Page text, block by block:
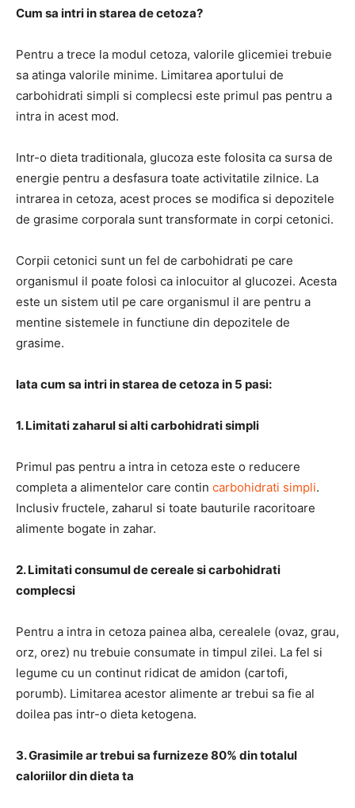
Cum sa intri in starea de cetoza?
Pentru a trece la modul cetoza, valorile glicemiei trebuie
sa atinga valorile minime. Limitarea aportului de
carbohidrati simpli si complecsi este primul pas pentru a
intra in acest mod.
Intr-o dieta traditionala, glucoza este folosita ca sursa de
energie pentru a desfasura toate activitatile zilnice. La
intrarea in cetoza, acest proces se modifica si depozitele
de grasime corporala sunt transformate in corpi cetonici.
Corpii cetonici sunt un fel de carbohidrati pe care
organismul il poate folosi ca inlocuitor al glucozei. Acesta
este un sistem util pe care organismul il are pentru a
mentine sistemele in functiune din depozitele de
grasime.
Iata cum sa intri in starea de cetoza in 5 pasi:
1. Limitati zaharul si alti carbohidrati simpli
Primul pas pentru a intra in cetoza este o reducere
completa a alimentelor care contin carbohidrati simpli.
Inclusiv fructele, zaharul si toate bauturile racoritoare
alimente bogate in zahar.
2. Limitati consumul de cereale si carbohidrati
complecsi
Pentru a intra in cetoza painea alba, cerealele (ovaz, grau,
orz, orez) nu trebuie consumate in timpul zilei. La fel si
legume cu un continut ridicat de amidon (cartofi,
porumb). Limitarea acestor alimente ar trebui sa fie al
doilea pas intr-o dieta ketogena.
3. Grasimile ar trebui sa furnizeze 80% din totalul
caloriilor din dieta ta